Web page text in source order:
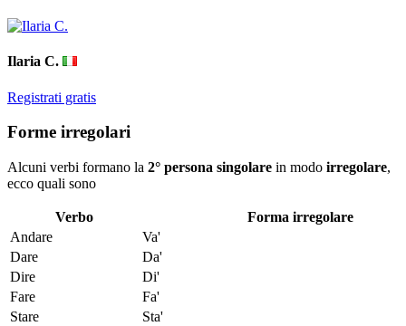
Ilaria C.
Registrati gratis
Forme irregolari
Alcuni verbi formano la 2° persona singolare in modo irregolare,
ecco quali sono
Verbo
Forma irregolare
Andare
Va'
Dare
Da'
Dire
Di'
Fare
Fa'
Stare
Sta'